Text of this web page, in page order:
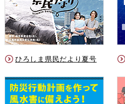
ひろしま県民だより夏号